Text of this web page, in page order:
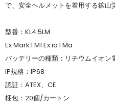
で、安全ヘルメットを着用する鉱山
型番：KL4.5LM
Ex Mark:I M1 Ex ia I Ma
バッテリーの種類：リチウムイオン
IP規格：IP68
認証：ATEX、CE
梱包：20個/カートン